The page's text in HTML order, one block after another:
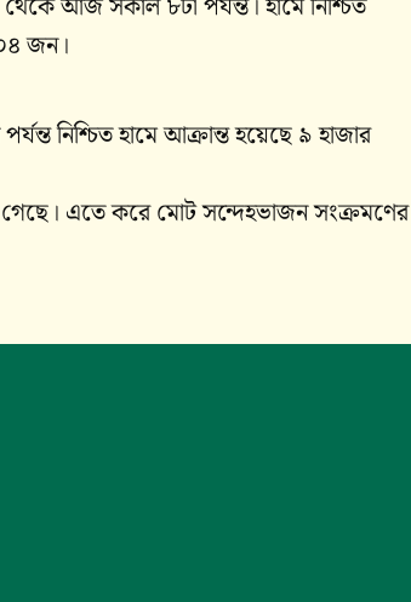
জন।
নিশ্চিত হামে আক্রান্ত হয়েছে ৯ হাজার
এতে করে মোট সন্দেহভাজন সংক্রমণের